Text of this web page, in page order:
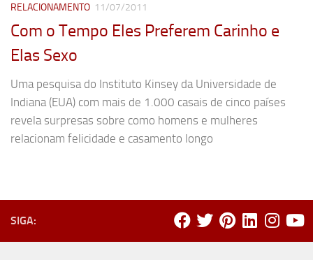
RELACIONAMENTO 11/07/2011
Com o Tempo Eles Preferem Carinho e
Elas Sexo
Uma pesquisa do Instituto Kinsey da Universidade de
Indiana (EUA) com mais de 1.000 casais de cinco países
revela surpresas sobre como homens e mulheres
relacionam felicidade e casamento longo
SIGA: